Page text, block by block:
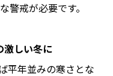
警戒が必要です。
激しい冬に
平年並みの寒さとな